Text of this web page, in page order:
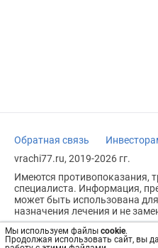
Мы используем файлы cookie.
Продолжая использовать сайт, вы
Обратная связь
vrachi77.ru, 2019-2026 гг.
Имеются противопоказания,
специалиста. Информация,
может быть использована
назначения лечения и не
Возрастное ограничение: 18+